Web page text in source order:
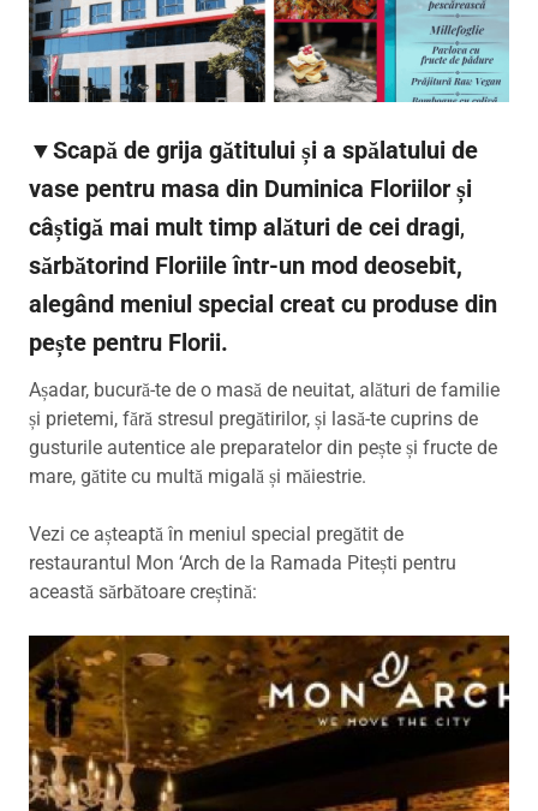
▼Scapă de grija gătitului și a spălatului de
vase pentru masa din Duminica Floriilor și
câștigă mai mult timp alături de cei dragi,
sărbătorind Floriile într-un mod deosebit,
alegând meniul special creat cu produse din
pește pentru Florii.
Așadar, bucură-te de o masă de neuitat, alături de familie
și prietemi, fără stresul pregătirilor, și lasă-te cuprins de
gusturile autentice ale preparatelor din pește și fructe de
mare, gătite cu multă migală și măiestrie.
Vezi ce așteaptă în meniul special pregătit de
restaurantul Mon ‘Arch de la Ramada Pitești pentru
această sărbătoare creștină: